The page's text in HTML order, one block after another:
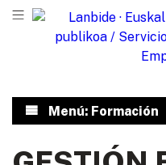
Menú: Formación